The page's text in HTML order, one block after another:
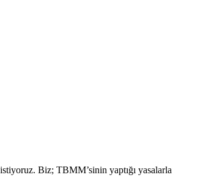
Biz; TBMM’sinin yaptığı yasalarla